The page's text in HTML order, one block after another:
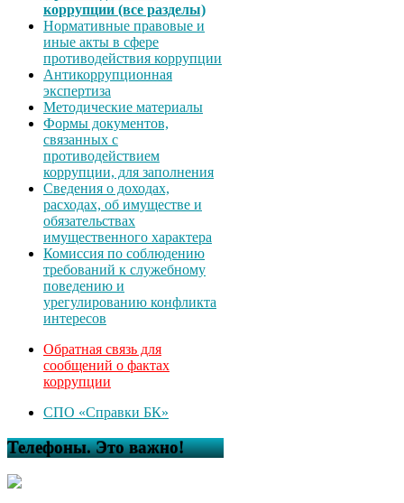
коррупции (все разделы)
Нормативные правовые и
иные акты в сфере
противодействия коррупции
Антикоррупционная
экспертиза
Методические материалы
Формы документов,
связанных с
противодействием
коррупции, для заполнения
Сведения о доходах,
расходах, об имуществе и
обязательствах
имущественного характера
Комиссия по соблюдению
требований к служебному
поведению и
урегулированию конфликта
интересов
Обратная связь для
сообщений о фактах
коррупции
СПО «Справки БК»
Телефоны. Это важно!